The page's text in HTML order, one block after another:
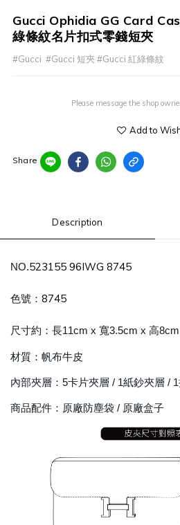
Gucci Ophidia GG Card
綠條紋名片扣式零錢短夾
#Gucci  #Gucci 短夾 #Gucci 紅綠條紋
Please message the shop
Add to
Share
Description
NO.523155 96IWG 8745
色號： 8745
尺寸約：長11cm x 寬3.5cm x 高8cm
材質：帆布牛皮
內部夾層：5卡片夾層 / 1紙鈔夾層 /
商品配件：原廠防塵袋 / 原廠盒子